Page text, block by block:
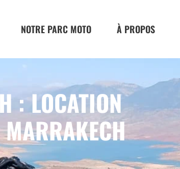
NOTRE PARC MOTO À PROPOS
: LOCATION
MARRAKECH